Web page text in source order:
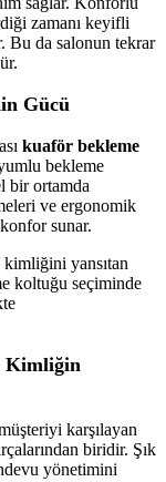
zamanı keyifli
Bu da salonun tekrar
Gücü
kuaför bekleme
bekleme
bir ortamda
ve ergonomik
sunar.
kimliğini yansıtan
koltuğu seçiminde
Kimliğin
karşılayan
biridir. Şık
yönetimini